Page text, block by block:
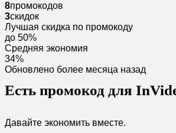
8промокодов
3скидок
Лучшая скидка по промокоду
до 50%
Средняя экономия
34%
Обновлено более месяца назад
Есть промокод для
Давайте экономить вместе.